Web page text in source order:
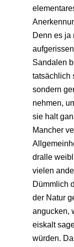
Denn es ja
Sandalen
tatsächlich
sondern
nehmen,
sie halt
Mancher
dralle
vielen
Dümmlich
der Natur
angucken,
eiskalt
würden.